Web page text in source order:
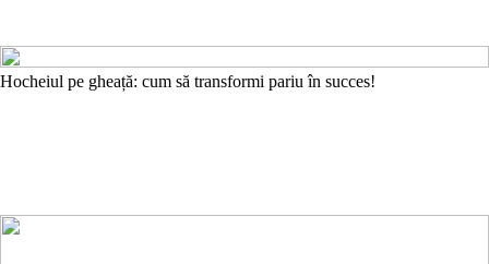
Hocheiul pe gheață: cum să transformi pariu în succes!